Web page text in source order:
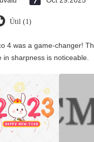
Útil (1)
4 was a game-changer!
sharpness is noticeable.